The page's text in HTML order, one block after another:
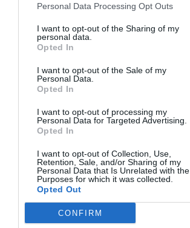
Personal Data Processing Opt Outs
I want to opt-out of the Sharing of my
personal data.
Opted In
I want to opt-out of the Sale of my
Personal Data.
Opted In
I want to opt-out of processing my
Personal Data for Targeted Advertising.
Opted In
I want to opt-out of Collection, Use,
Retention, Sale, and/or Sharing of my
Personal Data that Is Unrelated with the
Purposes for which it was collected.
Opted Out
CONFIRM